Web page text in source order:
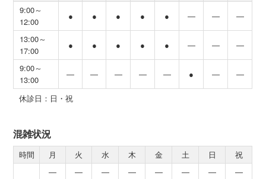
9:00～
12:00
● ● ● ● ● ― ― ―
13:00～
17:00
● ● ● ● ● ― ― ―
9:00～
13:00
― ― ― ― ― ● ― ―
休診日：日・祝
混雑状況
時間 月 火 水 木 金 土 日
祝
―
― ― ― ― ― ― ―